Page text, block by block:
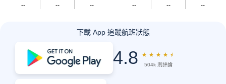
--
--
--
--
--
--
下載 App 追蹤航班狀態
4.8 ★ ★ ★ ★ ★
504k 則評論